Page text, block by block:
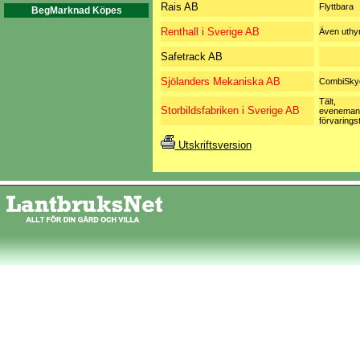
BegMarknad Köpes
Rais AB Flyttbara
Renthall i Sverige AB Även
Safetrack AB
Sjölanders Mekaniska AB
Storbildsfabriken i Sverige AB
Tält,
Utskriftsversion